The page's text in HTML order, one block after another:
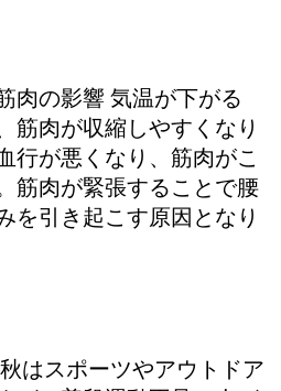
肉の影響 気温が下がる
筋肉が収縮しやすくなり
行が悪くなり、筋肉がこ
筋肉が緊張することで腰
を引き起こす原因となり
はスポーツやアウトドア